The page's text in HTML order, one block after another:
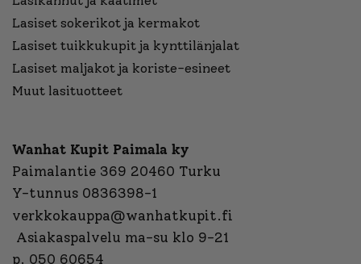
Lasiset sokerikot ja kermakot
Lasiset tuikkukupit ja kynttilänjalat
Lasiset maljakot ja koriste-esineet
Muut lasituotteet
Wanhat Kupit Paimala ky
Paimalantie 369 20460 Turku
Y-tunnus 0836398-1
verkkokauppa@wanhatkupit.fi
Asiakaspalvelu ma-su klo 9-21
p. 050 60654